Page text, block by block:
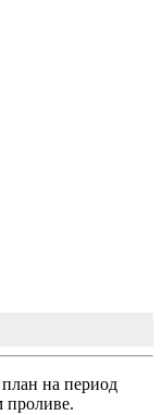
на период
проливе.